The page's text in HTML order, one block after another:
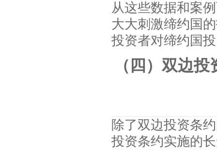
从这些数据和案
大大刺激缔约国
投资者对缔约国
（四）双边
除了双边投资条
投资条约实施的